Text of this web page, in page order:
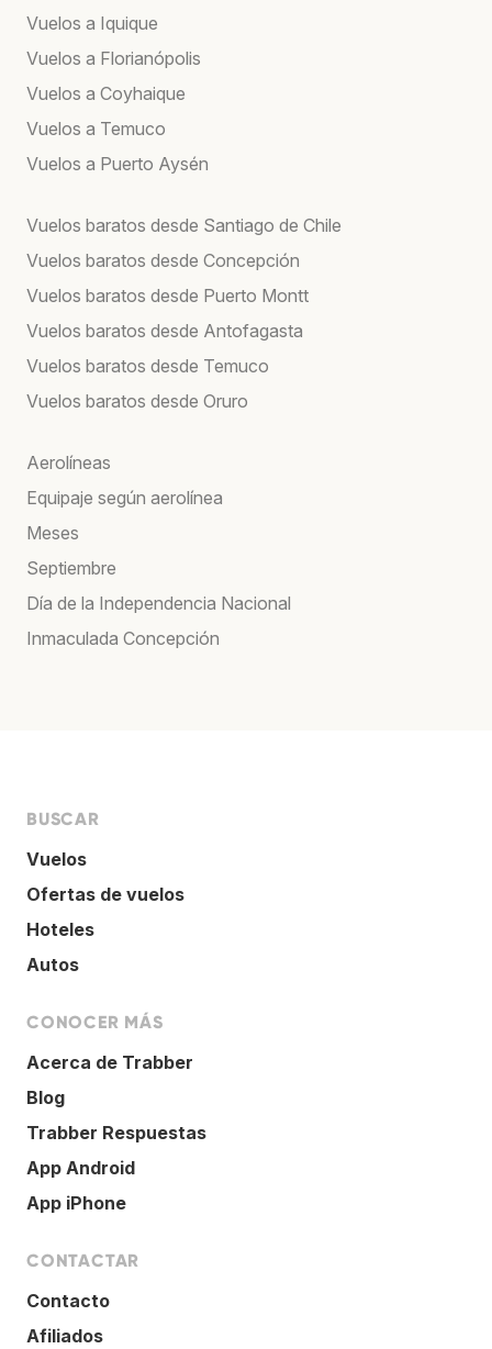
Vuelos a Iquique
Vuelos a Florianópolis
Vuelos a Coyhaique
Vuelos a Temuco
Vuelos a Puerto Aysén
Vuelos baratos desde Santiago de Chile
Vuelos baratos desde Concepción
Vuelos baratos desde Puerto Montt
Vuelos baratos desde Antofagasta
Vuelos baratos desde Temuco
Vuelos baratos desde Oruro
Aerolíneas
Equipaje según aerolínea
Meses
Septiembre
Día de la Independencia Nacional
Inmaculada Concepción
BUSCAR
Vuelos
Ofertas de vuelos
Hoteles
Autos
CONOCER MÁS
Acerca de Trabber
Blog
Trabber Respuestas
App Android
App iPhone
CONTACTAR
Contacto
Afiliados